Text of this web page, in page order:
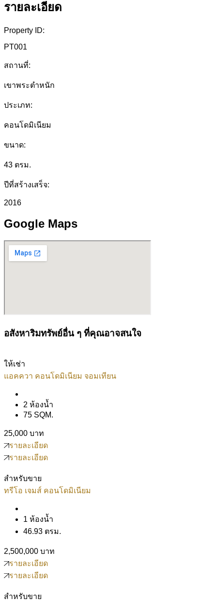
รายละเอียด
Property ID:
PT001
สถานที่:
เขาพระตำหนัก
ประเภท:
คอนโดมิเนียม
ขนาด:
43 ตรม.
ปีที่สร้างเสร็จ:
2016
Google Maps
อสังหาริมทรัพย์อื่น ๆ ที่คุณอาจสนใจ
ให้เช่า
แอคควา คอนโดมิเนียม จอมเทียน
2 ห้องน้ำ
75 SQM.
25,000 บาท
รายละเอียด
รายละเอียด
สำหรับขาย
ทรีโอ เจมส์ คอนโดมิเนียม
1 ห้องน้ำ
46.93 ตรม.
2,500,000 บาท
รายละเอียด
รายละเอียด
สำหรับขาย